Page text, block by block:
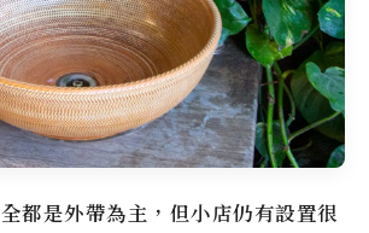
全都是外帶為主，但小店仍有設置很